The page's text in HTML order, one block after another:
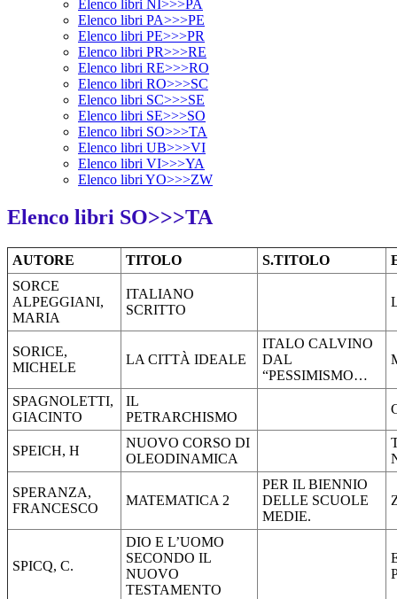
Elenco libri NI>>>PA
Elenco libri PA>>>PE
Elenco libri PE>>>PR
Elenco libri PR>>>RE
Elenco libri RE>>>RO
Elenco libri RO>>>SC
Elenco libri SC>>>SE
Elenco libri SE>>>SO
Elenco libri SO>>>TA
Elenco libri UB>>>VI
Elenco libri VI>>>YA
Elenco libri YO>>>ZW
Elenco libri SO>>>TA
AUTORE TITOLO S.TITOLO
SORCE
ALPEGGIANI,
MARIA
ITALIANO
SCRITTO
SORICE,
MICHELE
LA CITTÀ IDEALE
ITALO CALVINO
DAL
“PESSIMISMO…
SPAGNOLETTI,
GIACINTO
IL
PETRARCHISMO
SPEICH, H
NUOVO CORSO DI
OLEODINAMICA
SPERANZA,
FRANCESCO
MATEMATICA 2
PER IL BIENNIO
DELLE SCUOLE
MEDIE.
SPICQ, C.
DIO E L’UOMO
SECONDO IL
NUOVO
TESTAMENTO